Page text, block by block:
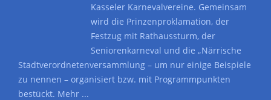
Kasseler Karnevalvereine. Gemeinsam
wird die Prinzenproklamation, der
Festzug mit Rathaussturm, der
Seniorenkarneval und die „Närrische
Stadtverordnetenversammlung – um nur einige Beispiele
zu nennen – organisiert bzw. mit Programmpunkten
bestückt. Mehr ...